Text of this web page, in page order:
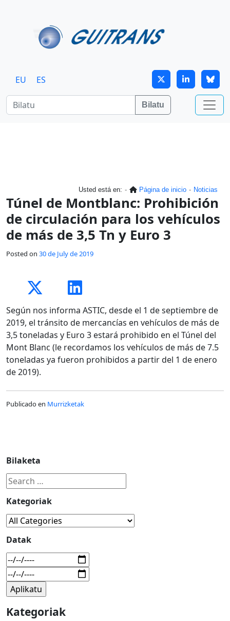
EU ES
Bilatu
Usted está en: Página de inicio Noticias
Túnel de Montblanc: Prohibición
de circulación para los vehículos
de más de 3,5 Tn y Euro 3
Posted on 30 de July de 2019
Según nos informa ASTIC, desde el 1 de septiembre de
2019, el tránsito de mercancías en vehículos de más de
3,5 toneladas y Euro 3 estará prohibido en el Túnel del
Mont Blanc (le recordamos los vehículos de más de 7.5
toneladas ya fueron prohibidos a partir del 1 de enero
de 2019).
Publicado en Murrizketak
Bilaketa
Kategoriak
Datak
Kategoriak